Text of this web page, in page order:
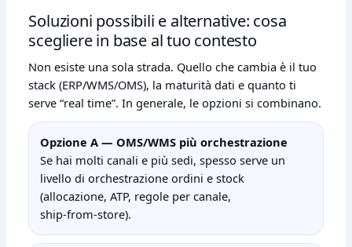
Soluzioni possibili e alternative: cosa
scegliere in base al tuo contesto
Non esiste una sola strada. Quello che cambia è il tuo
stack (ERP/WMS/OMS), la maturità dati e quanto ti
serve “real time”. In generale, le opzioni si combinano.
Opzione A — OMS/WMS più orchestrazione
Se hai molti canali e più sedi, spesso serve un
livello di orchestrazione ordini e stock
(allocazione, ATP, regole per canale,
ship‑from‑store).